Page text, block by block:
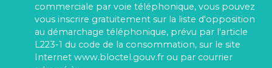
commerciale par voie téléphonique, vous pouvez
vous inscrire gratuitement sur la liste d'opposition
au démarchage téléphonique, prévu par l'article
L223-1 du code de la consommation, sur le site
Internet www.bloctel.gouv.fr ou par courrier